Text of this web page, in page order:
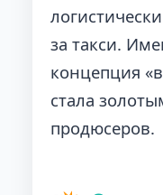
за такси.
концепция
стала
продюсеров.